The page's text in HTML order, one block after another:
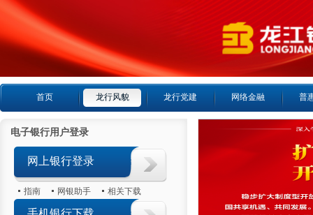
首页 龙行风貌 龙行党建 网络金融 普
电子银行用户登录
网上银行登录
指南 网银助手 相关下载